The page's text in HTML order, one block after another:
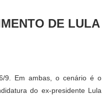
DE LULA
9. Em ambas, o cenário é o
do ex-presidente Lula